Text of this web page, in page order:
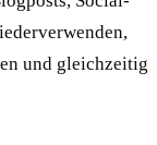
und gleichzeitig